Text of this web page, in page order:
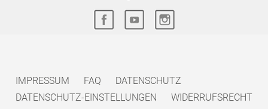
IMPRESSUM FAQ
DATENSCHUTZ
DATENSCHUTZ-EINSTELLUNGEN
WIDERRUFSRECHT